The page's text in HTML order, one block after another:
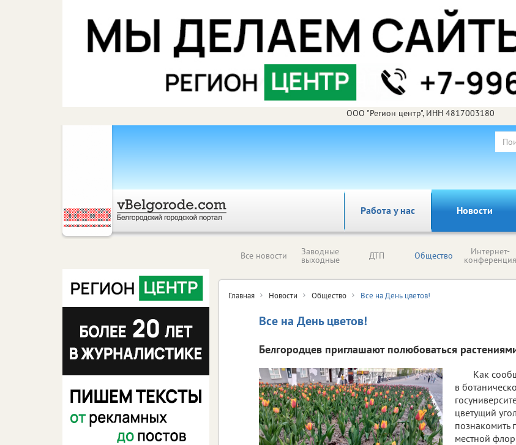
ООО "Регион центр", ИНН 4817003180
Работа у нас Новости
Все новости Заводные
выходные ДТП Общество Интернет-
конференция
Главная Новости Общество Все на День цветов!
Все на День цветов!
Белгородцев приглашают полюбоваться
Как
в
цветущий
познакомить
местной